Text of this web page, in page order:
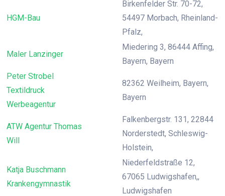
HGM-Bau
Birkenfelder Str. 70-72,
54497 Morbach, Rheinland-
Pfalz,
Maler Lanzinger
Miedering 3, 86444 Affing,
Bayern, Bayern
Peter Strobel
Textildruck
Werbeagentur
82362 Weilheim, Bayern,
Bayern
ATW Agentur Thomas
Will
Falkenbergstr. 131, 22844
Norderstedt, Schleswig-
Holstein,
Katja Buschmann
Krankengymnastik
Niederfeldstraße 12,
67065 Ludwigshafen,,
Ludwigshafen